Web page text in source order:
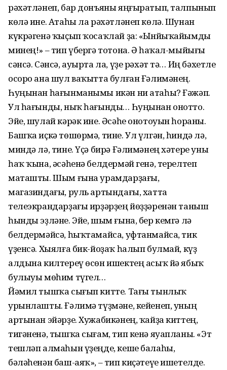
рәхәтләнеп, бар донъяны яңғыратып, талпынып
көлә ине. Атаһы ла рәхәтләнеп көлә. Шунан
күкрәгенә ҡыҫып ҡосаҡлай ҙа: «Ынйыҡайымды
минең!» – тип үбергә тотона. Ә һаҡал-мыйығы
сәнсә. Сәнсә, ауырта ла, үҙе рәхәт тә… Иң бәхетле
осоро ана шул ваҡытта булған Ғәлимәнең.
Һуңынан һағынманымы икән ни атаһы? Ғәжәп.
Ул һағынды, ныҡ һағынды… Һуңынан онотто.
Эйе, шулай кәрәк ине. Әсәһе онотоуын һораны.
Башҡа иҫкә төшөрмә, тине. Ул үлгән, һиндә лә,
миндә лә, тине. Үҫә бирә Ғәлимәнең хәтере уны
һаҡ ҡына, әсәһенә белдермәй генә, терелтеп
маташты. Шым ғына урамдарҙағы,
магазиндағы, руль артындағы, хатта
телеэкрандарҙағы ирҙәрҙең йөҙҙәренән таныш
һынды эҙләне. Эйе, шым ғына, бер кемгә лә
белдермәйсә, һыҡтамайса, уфтанмайса, тик
үҙенсә. Хыялға бик-йоҙаҡ һалып булмай, күҙ
алдына килтереү өсөн ишектең асыҡ йә ябыҡ
булыуы мөһим түгел…
Йәмил тышҡа сығып китте. Тағы тынлыҡ
урынлашты. Ғәлимә түҙмәне, кейенеп, уның
артынан эйәрҙе. Хужабикәнең, ҡайҙа киттең,
тигәненә, тышҡа сығам, тип кенә яуапланы. «Эт
тешләп алмаһын үҙеңде, кеше балаһы,
бәләһенән баш-аяҡ», – тип киҫәтеүе ишетелде.